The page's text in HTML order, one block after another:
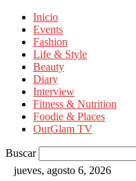
Inicio
Events
Fashion
Life & Style
Beauty
Diary
Interview
Fitness & Nutrition
Foodie & Places
OurGlam TV
Buscar
jueves, agosto 6, 2026